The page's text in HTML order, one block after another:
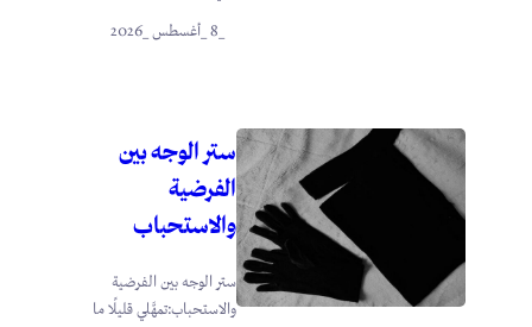
ستر الوجه بين
الفرضية
والاستحباب
ستر الوجه بين الفرضية
والاستحباب:تمهَّلي قليلًا ما